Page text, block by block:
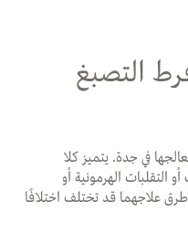
التصبغ
في جدة. يتميز كلا
التقلبات الهرمونية أو
علاجهما قد تختلف اختلافًا